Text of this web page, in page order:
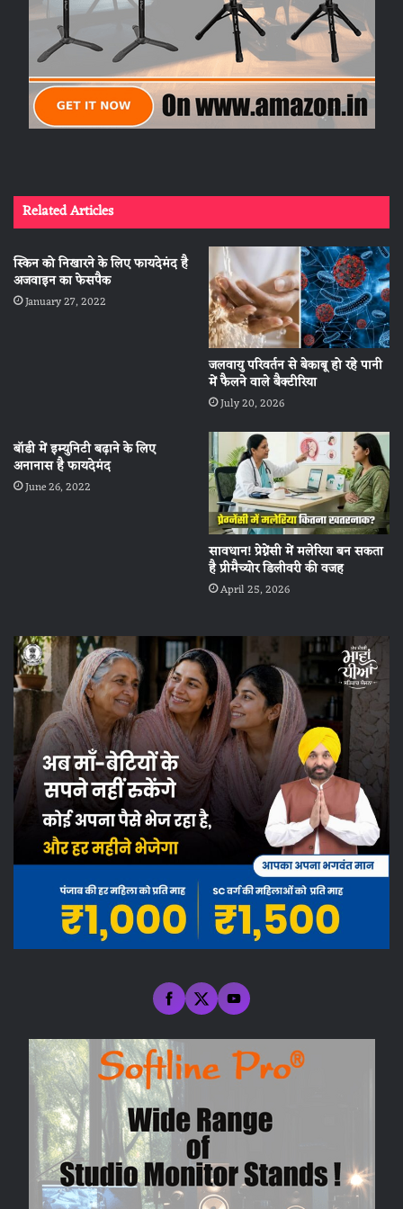
Related Articles
स्किन को निखारने के लिए फायदेमंद है
अजवाइन का फेसपैक
January 27, 2022
जलवायु परिवर्तन से बेकाबू हो रहे पानी
में फैलने वाले बैक्टीरिया
July 20, 2026
बॉडी में इम्युनिटी बढ़ाने के लिए
अनानास है फायदेमंद
June 26, 2022
सावधान! प्रेग्नेंसी में मलेरिया बन सकता
है प्रीमैच्योर डिलीवरी की वजह
April 25, 2026